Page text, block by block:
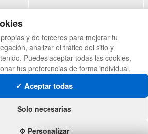
INGRESA A TU CUENTA
y de terceros para mejorar tu
analizar el tráfico del sitio y
Puedes aceptar todas las cookies,
tus preferencias de forma individual.
✓ Aceptar todas
Solo necesarias
⚙️ Personalizar